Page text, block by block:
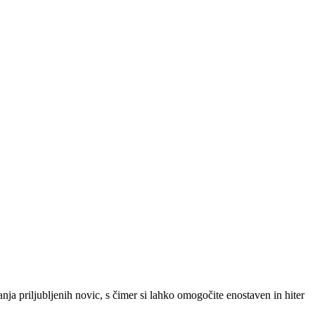
priljubljenih novic, s čimer si lahko omogočite enostaven in hiter